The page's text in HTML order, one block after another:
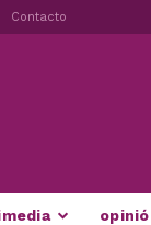
Contacto